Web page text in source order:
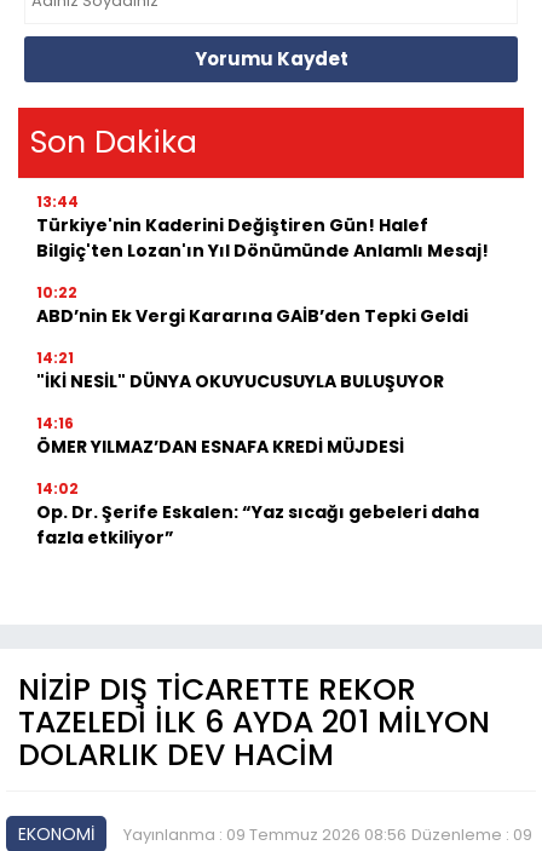
Yorumu Kaydet
Son Dakika
13:44
Türkiye'nin Kaderini Değiştiren Gün! Halef
Bilgiç'ten Lozan'ın Yıl Dönümünde Anlamlı Mesaj!
10:22
ABD’nin Ek Vergi Kararına GAİB’den Tepki Geldi
14:21
"İKİ NESİL" DÜNYA OKUYUCUSUYLA BULUŞUYOR
14:16
ÖMER YILMAZ’DAN ESNAFA KREDİ MÜJDESİ
14:02
Op. Dr. Şerife Eskalen: “Yaz sıcağı gebeleri daha
fazla etkiliyor”
NİZİP DIŞ TİCARETTE REKOR
TAZELEDİ İLK 6 AYDA 201 MİLYON
DOLARLIK DEV HACİM
EKONOMİ Yayınlanma : 09 Temmuz 2026 08:56 Düzenleme : 09